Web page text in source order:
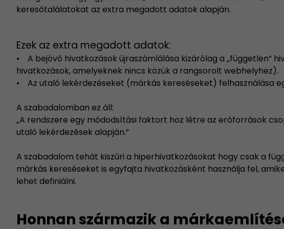
keresőtalálatokat az extra megadott adatok alapján.
Ezek az extra megadott adatok:
• A bejövő hivatkozások újraszámlálása kizárólag a „független”
hivatkozások, amelyeknek nincs közük a rangsorolt webhelyhez).
• Az utaló lekérdezéseket (márkás kereséseket) felhasználása
A szabadalomban ez áll:
„A rendszere egy módodsítási faktort hoz létre az erőforrások
utaló lekérdezések alapján.”
A szabadalom tehát kiszűri a hiperhivatkozásokat hogy csak a
márkás kereséseket is egyfajta hivatkozásként használja fel,
lehet definiálni.
Honnan származik a